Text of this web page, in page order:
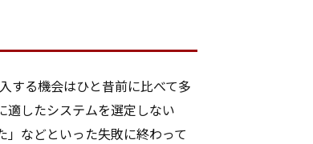
する機会はひと昔前に比べて多
適したシステムを選定しない
などといった失敗に終わって